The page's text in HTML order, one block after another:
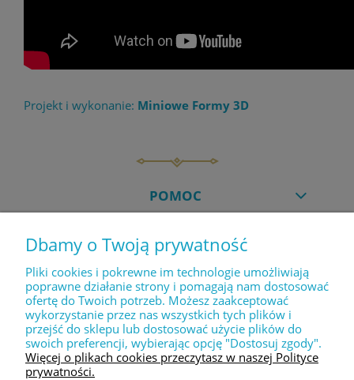
Projekt i wykonanie: Miniowe Formy 3D
POMOC
MOJE KONTO
PŁATNOŚCI I DOSTAWA
INFORMACJE
Dbamy o Twoją prywatność
Pliki cookies i pokrewne im technologie umożliwiają
poprawne działanie strony i pomagają nam dostosować
ofertę do Twoich potrzeb. Możesz zaakceptować
wykorzystanie przez nas wszystkich tych plików i
przejść do sklepu lub dostosować użycie plików do
swoich preferencji, wybierając opcję "Dostosuj zgody".
Więcej o plikach cookies przeczytasz w naszej Polityce
prywatności.